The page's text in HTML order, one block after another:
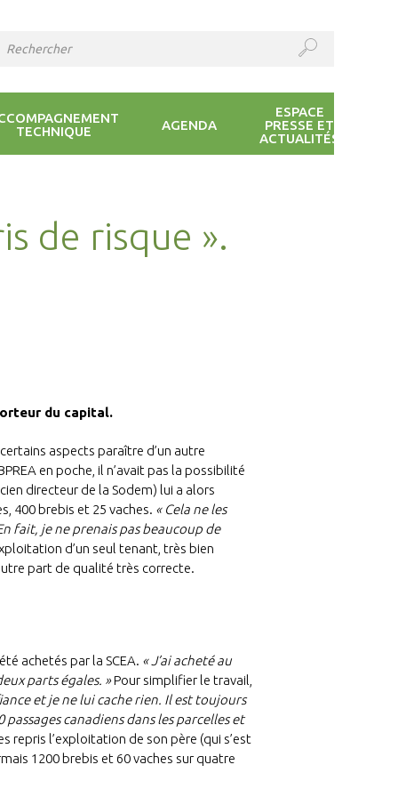
TECHNIQUE
AGENDA
ESPACE
PRESSE ET
ACTUALITÉS
de risque ».
du capital.
aspects paraître d’un autre
en poche, il n’avait pas la possibilité
directeur de la Sodem) lui a alors
400 brebis et 25 vaches. « Cela ne les
fait, je ne prenais pas beaucoup de
d’un seul tenant, très bien
part de qualité très correcte.
achetés par la SCEA. « J’ai acheté au
parts égales. »Pour simplifier le travail,
et je ne lui cache rien. Il est toujours
canadiens dans les parcelles et
repris l’exploitation de son père (qui s’est
1200 brebis et 60 vaches sur quatre